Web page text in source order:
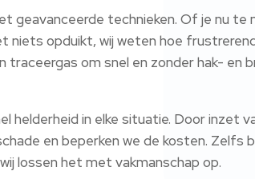
geavanceerde technieken. Of je nu te
niets opduikt, wij weten hoe
om snel en zonder hak- en
helderheid in elke situatie. Door inzet
en beperken we de kosten. Zelfs
lossen het met vakmanschap op.